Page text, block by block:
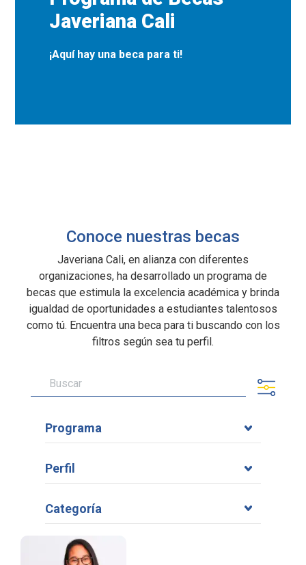
Javeriana Cali
¡Aquí hay una beca para ti!
Conoce nuestras becas
Javeriana Cali, en alianza con diferentes
organizaciones, ha desarrollado un programa de
becas que estimula la excelencia académica y brinda
igualdad de oportunidades a estudiantes talentosos
como tú. Encuentra una beca para ti buscando con los
filtros según sea tu perfil.
Programa
Perfil
Categoría